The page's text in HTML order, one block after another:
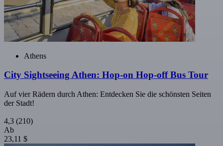
Athens
City Sightseeing Athen: Hop-on Hop-off Bus Tour
Auf vier Rädern durch Athen: Entdecken Sie die schönsten Seiten
der Stadt!
4,3 (210)
Ab
23,11 $